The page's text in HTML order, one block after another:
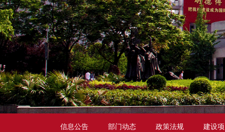
信息公告 部门动态 政策法规 建设